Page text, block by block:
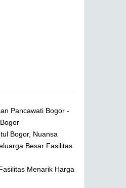
Pancawati Bogor -
Bogor, Nuansa
Besar Fasilitas
Menarik Harga